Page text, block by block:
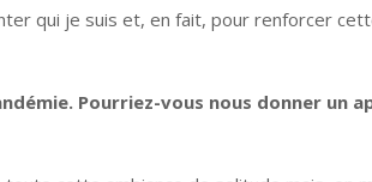
qui je suis et, en fait, pour renforcer
Pourriez-vous nous donner un